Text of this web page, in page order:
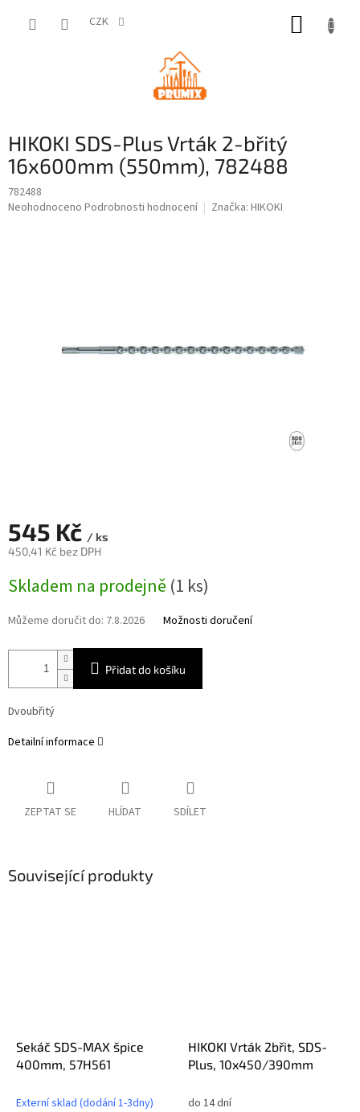
CZK
HIKOKI SDS-Plus Vrták 2-břitý
16x600mm (550mm), 782488
782488
Průměrné
Neohodnoceno Podrobnosti hodnocení Značka: HIKOKI
545 Kč / ks
450,41 Kč bez DPH
cena:
Skladem na prodejně (1 ks)
Můžeme doručit do: 7.8.2026 Možnosti doručení
Přidat do košíku
Dvoubřitý
Detailní informace
ZEPTAT SE HLÍDAT SDÍLET
Související produkty
Sekáč SDS-MAX špice
400mm, 57H561
Externí sklad (dodání 1-3dny)
HIKOKI Vrták 2břit, SDS-
Plus, 10x450/390mm
do 14 dní